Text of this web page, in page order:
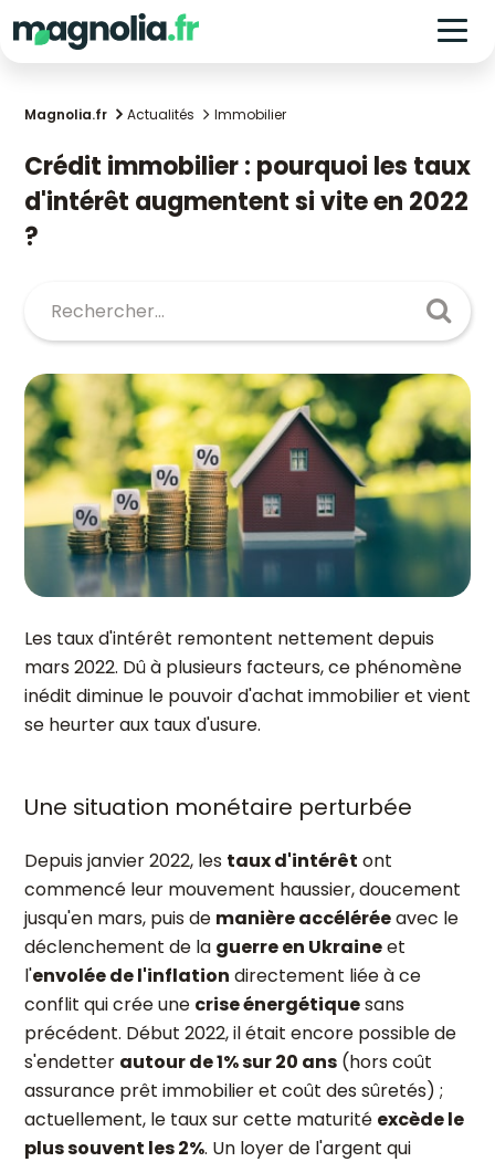
Magnolia.fr Actualités Immobilier
Crédit immobilier : pourquoi les taux
d'intérêt augmentent si vite en 2022
?
Les taux d'intérêt remontent nettement depuis
mars 2022. Dû à plusieurs facteurs, ce phénomène
inédit diminue le pouvoir d'achat immobilier et vient
se heurter aux taux d'usure.
Une situation monétaire perturbée
Depuis janvier 2022, les taux d'intérêt ont
commencé leur mouvement haussier, doucement
jusqu'en mars, puis de manière accéléréeavec le
déclenchement de la guerre en Ukraineet
l'envolée de l'inflation directement liée à ce
conflit qui crée une crise énergétiquesans
précédent. Début 2022, il était encore possible de
s'endetter autour de 1% sur 20 ans (hors coût
assurance prêt immobilier et coût des sûretés) ;
actuellement, le taux sur cette maturité excède le
plus souvent les 2%. Un loyer de l'argent qui